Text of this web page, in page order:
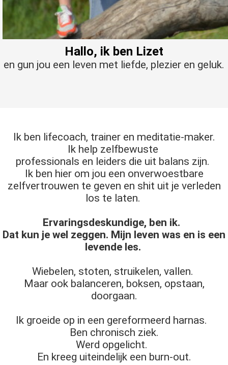
Hallo, ik ben Lizet
en gun jou een leven met liefde, plezier en geluk.
Ik ben lifecoach, trainer en meditatie-maker.
Ik help zelfbewuste
professionals en leiders die uit balans zijn.
Ik ben hier om jou een onverwoestbare
zelfvertrouwen te geven en shit uit je verleden
los te laten.
Ervaringsdeskundige, ben ik.
Dat kun je wel zeggen. Mijn leven was en is een
levende les.
Wiebelen, stoten, struikelen, vallen.
Maar ook balanceren, boksen, opstaan,
doorgaan.
Ik groeide op in een gereformeerd harnas.
Ben chronisch ziek.
Werd opgelicht.
En kreeg uiteindelijk een burn-out.
kan de
van
de
van